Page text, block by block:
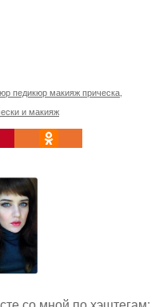
педикюр макияж прическа
и макияж